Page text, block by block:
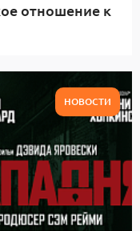
отношение к
НОВОСТИ